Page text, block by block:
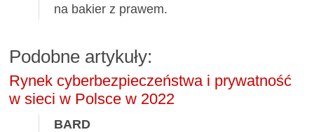
na bakier z prawem.
Podobne artykuły:
Rynek cyberbezpieczeństwa i prywatność
w sieci w Polsce w 2022
BARD